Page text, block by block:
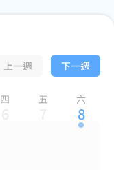
上一週 下一週
四 五 六
8